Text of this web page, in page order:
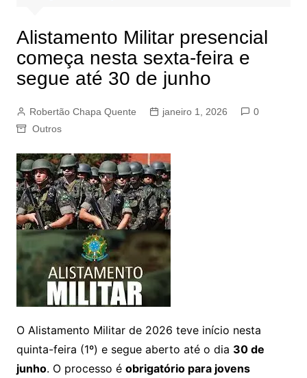
Alistamento Militar presencial
começa nesta sexta-feira e
segue até 30 de junho
Robertão Chapa Quente janeiro 1, 2026
0
Outros
O Alistamento Militar de 2026 teve início nesta
quinta-feira (1º) e segue aberto até o dia 30 de
junho. O processo é obrigatório para jovens